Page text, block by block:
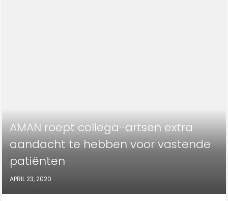
AMAN roept collega-artsen extra
aandacht te hebben voor vastende
patiënten
APRIL 23, 2020